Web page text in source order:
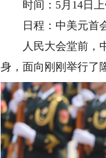
时间：5月14日上
日程：中美元首
人民大会堂前，中
身，面向刚刚举行了